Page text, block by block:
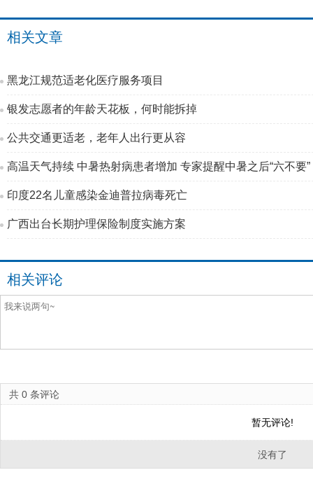
相关文章
黑龙江规范适老化医疗服务项目
银发志愿者的年龄天花板，何时能拆掉
公共交通更适老，老年人出行更从容
高温天气持续 中暑热射病患者增加 专家提醒中暑之后“六不要”
印度22名儿童感染金迪普拉病毒死亡
广西出台长期护理保险制度实施方案
相关评论
共 0 条评论
暂无评论!
没有了